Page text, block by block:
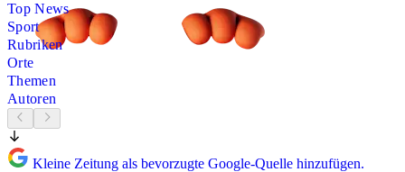
Top News
Sport
Rubriken
Orte
Themen
Autoren
Kleine Zeitung als bevorzugte Google-Quelle hinzufügen.